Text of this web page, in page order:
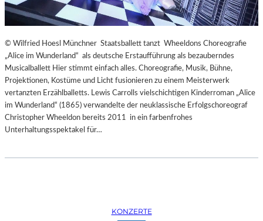
© Wilfried Hoesl Münchner Staatsballett tanzt Wheeldons Choreografie
„Alice im Wunderland“ als deutsche Erstaufführung als bezauberndes
Musicalballett Hier stimmt einfach alles. Choreografie, Musik, Bühne,
Projektionen, Kostüme und Licht fusionieren zu einem Meisterwerk
vertanzten Erzählballetts. Lewis Carrolls vielschichtigen Kinderroman „Alice
im Wunderland“ (1865) verwandelte der neuklassische Erfolgschoreograf
Christopher Wheeldon bereits 2011 in ein farbenfrohes
Unterhaltungsspektakel für…
KONZERTE